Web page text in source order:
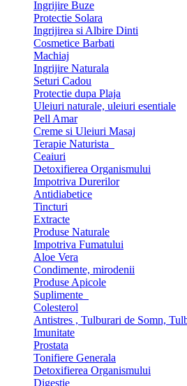
Ingrijire Buze
Protectie Solara
Ingrijirea si Albire Dinti
Cosmetice Barbati
Machiaj
Ingrijire Naturala
Seturi Cadou
Protectie dupa Plaja
Uleiuri naturale, uleiuri esentiale
Pell Amar
Creme si Uleiuri Masaj
Terapie Naturista
Ceaiuri
Detoxifierea Organismului
Impotriva Durerilor
Antidiabetice
Tincturi
Extracte
Produse Naturale
Impotriva Fumatului
Aloe Vera
Condimente, mirodenii
Produse Apicole
Suplimente
Colesterol
Antistres , Tulburari de Somn,
Imunitate
Prostata
Tonifiere Generala
Detoxifierea Organismului
Digestie